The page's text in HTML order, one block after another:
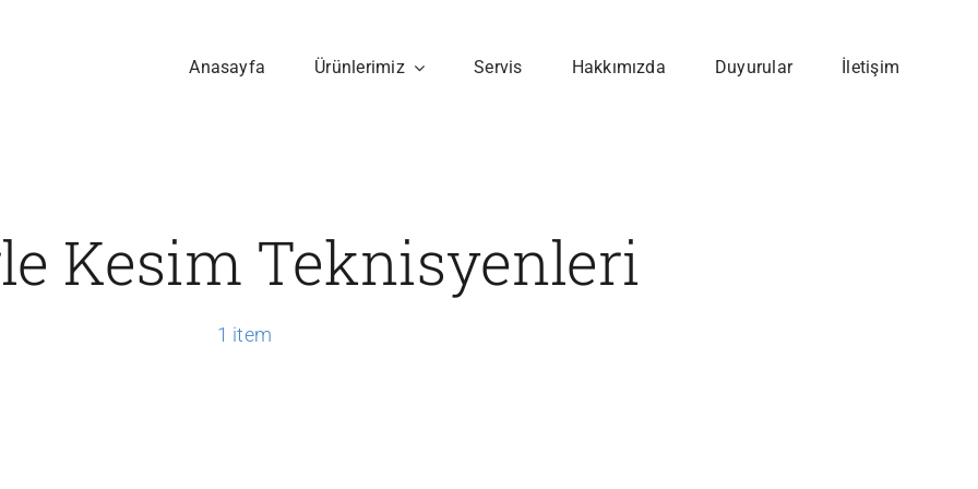
Anasayfa Ürünlerimiz Servis Hakkımızda Duyurular İletişim
Kesim Teknisyenleri
1 item